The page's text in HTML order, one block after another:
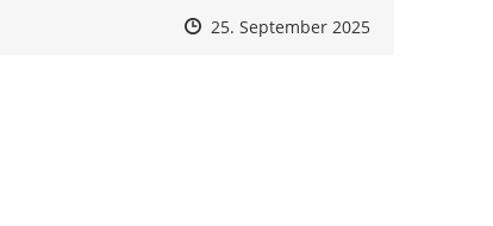
Zeitpunkt des Erstellens
Zeitpunkt des Erstellens
25. September 2025Zur Äußerung